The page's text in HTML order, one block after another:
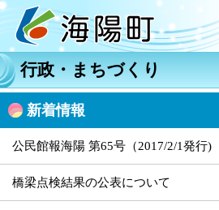
行政・まちづくり
新着情報
公民館報海陽 第65号（2017/2/1発行)
橋梁点検結果の公表について